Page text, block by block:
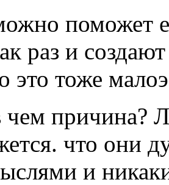
поможет
раз и
это тоже
чем причина?
что они
и